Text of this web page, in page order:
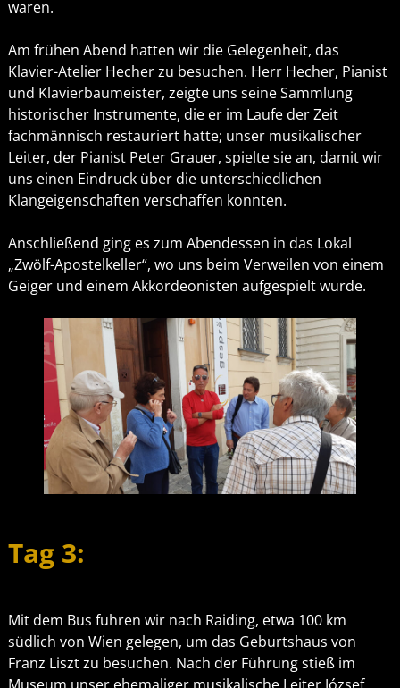
waren.
Am frühen Abend hatten wir die Gelegenheit, das
Klavier-Atelier Hecher zu besuchen. Herr Hecher, Pianist
und Klavierbaumeister, zeigte uns seine Sammlung
historischer Instrumente, die er im Laufe der Zeit
fachmännisch restauriert hatte; unser musikalischer
Leiter, der Pianist Peter Grauer, spielte sie an, damit wir
uns einen Eindruck über die unterschiedlichen
Klangeigenschaften verschaffen konnten.
Anschließend ging es zum Abendessen in das Lokal
„Zwölf-Apostelkeller“, wo uns beim Verweilen von einem
Geiger und einem Akkordeonisten aufgespielt wurde.
Tag 3:
Mit dem Bus fuhren wir nach Raiding, etwa 100 km
südlich von Wien gelegen, um das Geburtshaus von
Franz Liszt zu besuchen. Nach der Führung stieß im